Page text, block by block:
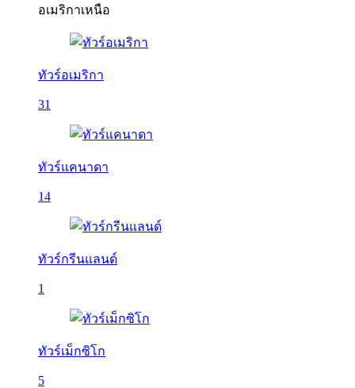
อเมริกาเหนือ
ทัวร์อเมริกา
31
ทัวร์แคนาดา
14
ทัวร์กรีนแลนด์
1
ทัวร์เม็กซิโก
5